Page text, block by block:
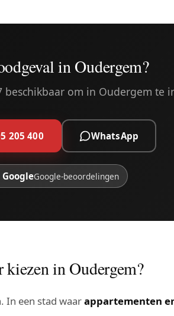
in Oudergem?
beschikbaar om in Oudergem te
205 400 WhatsApp
GoogleGoogle-beoordelingen
kiezen in Oudergem?
In een stad waarappartementen